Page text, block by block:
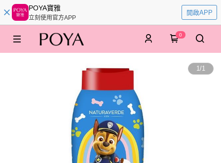
POYA寶雅
立刻使用官方APP
開啟APP
0
1/1